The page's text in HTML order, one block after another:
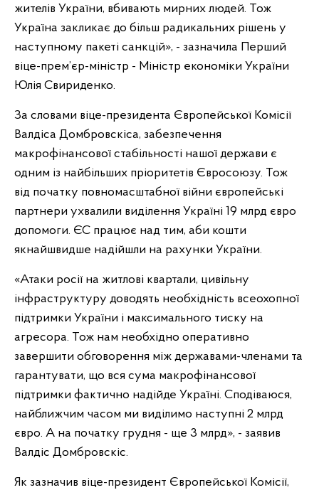
жителів України, вбивають мирних людей. Тож
Україна закликає до більш радикальних рішень у
наступному пакеті санкцій», - зазначила Перший
віце-прем’єр-міністр - Міністр економіки України
Юлія Свириденко.
За словами віце-президента Європейської Комісії
Валдіса Домбровскіса, забезпечення
макрофінансової стабільності нашої держави є
одним із найбільших пріоритетів Євросоюзу. Тож
від початку повномасштабної війни європейські
партнери ухвалили виділення Україні 19 млрд євро
допомоги. ЄС працює над тим, аби кошти
якнайшвидше надійшли на рахунки України.
«Атаки росії на житлові квартали, цивільну
інфраструктуру доводять необхідність всеохопної
підтримки України і максимального тиску на
агресора. Тож нам необхідно оперативно
завершити обговорення між державами-членами та
гарантувати, що вся сума макрофінансової
підтримки фактично надійде Україні. Сподіваюся,
найближчим часом ми виділимо наступні 2 млрд
євро. А на початку грудня - ще 3 млрд», - заявив
Валдіс Домбровскіс.
Як зазначив віце-президент Європейської Комісії,